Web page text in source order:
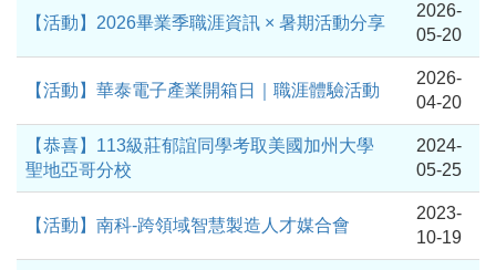
【活動】2026畢業季職涯資訊 × 暑期活動分享
2026-
05-20
【活動】華泰電子產業開箱日｜職涯體驗活動
2026-
04-20
【恭喜】113級莊郁誼同學考取美國加州大學
聖地亞哥分校
2024-
05-25
【活動】南科-跨領域智慧製造人才媒合會
2023-
10-19